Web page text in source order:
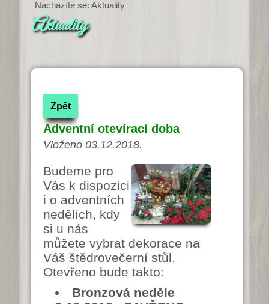
Nacházíte se: Aktuality
Aktuality
Zpět
Adventní otevírací doba
Vloženo 03.12.2018.
Budeme pro
Vás k dispozici
i o adventních
nedělích, kdy
si u nás
můžete vybrat dekorace na
Váš štědrovečerní stůl.
Otevřeno bude takto:
Bronzová neděle